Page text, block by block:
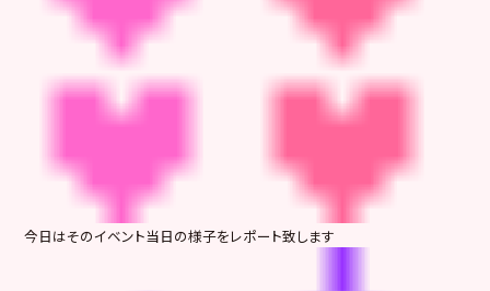
今日はそのイベント当日の様子をレポート致します